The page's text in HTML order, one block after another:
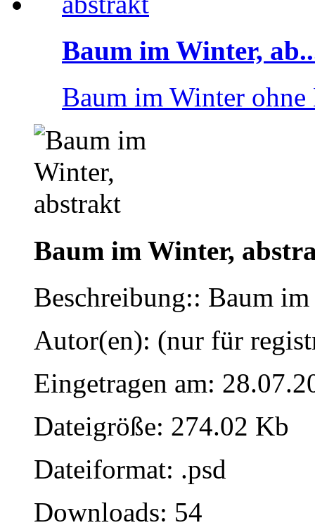
Baum im Winter,
Baum im Winter
Baum im Winter,
Beschreibung:: Baum
Autor(en): (nur für
Eingetragen am:
Dateigröße: 274.02 Kb
Dateiformat: .psd
Downloads: 54